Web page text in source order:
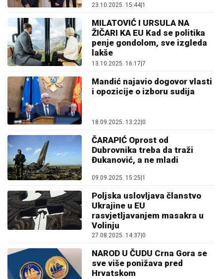
23.10.2025. 15:44|1
MILATOVIĆ I URSULA NA
ŽIČARI KA EU Kad se politika
penje gondolom, sve izgleda
lakše
13.10.2025. 16:17 7
Mandić najavio dogovor vlasti
i opozicije o izboru sudija
18.09.2025. 13:22 0
ČARAPIĆ Oprost od
Dubrovnika treba da traži
Đukanović, a ne mladi
09.09.2025. 15:25 1
Poljska uslovljava članstvo
Ukrajine u EU
rasvjetljavanjem masakra u
Volinju
27.08.2025. 14:37 0
NAROD U ČUDU Crna Gora se
sve više ponižava pred
Hrvatskom